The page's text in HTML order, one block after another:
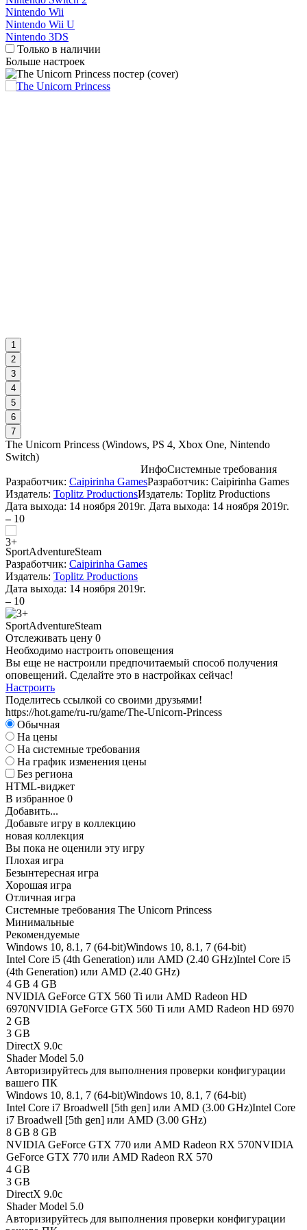
Nintendo Wii
Nintendo Wii U
Nintendo 3DS
Только в наличии
Больше настроек
1
2
3
4
5
6
7
The Unicorn Princess (Windows, PS 4, Xbox One, Nintendo
Switch)
ИнфоСистемные требования
Разработчик: Caipirinha GamesРазработчик: Caipirinha Games
Издатель: Toplitz ProductionsИздатель: Toplitz Productions
Дата выхода: 14 ноября 2019г. Дата выхода: 14 ноября 2019г.
– 10
SportAdventureSteam
Разработчик: Caipirinha Games
Издатель: Toplitz Productions
Дата выхода: 14 ноября 2019г.
– 10
SportAdventureSteam
Отслеживать цену 0
Необходимо настроить оповещения
Вы еще не настроили предпочитаемый способ получения
оповещений. Сделайте это в настройках сейчас!
Настроить
Поделитесь ссылкой со своими друзьями!
https://hot.game/ru-ru/game/The-Unicorn-Princess
Обычная
На цены
На системные требования
На график изменения цены
Без региона
HTML-виджет
В избранное 0
Добавить...
Добавьте игру в коллекцию
новая коллекция
Вы пока не оценили эту игру
Плохая игра
Безынтересная игра
Хорошая игра
Отличная игра
Системные требования The Unicorn Princess
Минимальные
Рекомендуемые
Windows 10, 8.1, 7 (64-bit)Windows 10, 8.1, 7 (64-bit)
Intel Core i5 (4th Generation) или AMD (2.40 GHz)Intel Core i5
(4th Generation) или AMD (2.40 GHz)
4 GB 4 GB
NVIDIA GeForce GTX 560 Ti или AMD Radeon HD
6970NVIDIA GeForce GTX 560 Ti или AMD Radeon HD 6970
2 GB
3 GB
DirectX 9.0c
Shader Model 5.0
Авторизируйтесь для выполнения проверки конфигурации
вашего ПК
Windows 10, 8.1, 7 (64-bit)Windows 10, 8.1, 7 (64-bit)
Intel Core i7 Broadwell [5th gen] или AMD (3.00 GHz)Intel Core
i7 Broadwell [5th gen] или AMD (3.00 GHz)
8 GB 8 GB
NVIDIA GeForce GTX 770 или AMD Radeon RX 570NVIDIA
GeForce GTX 770 или AMD Radeon RX 570
4 GB
3 GB
DirectX 9.0c
Shader Model 5.0
Авторизируйтесь для выполнения проверки конфигурации